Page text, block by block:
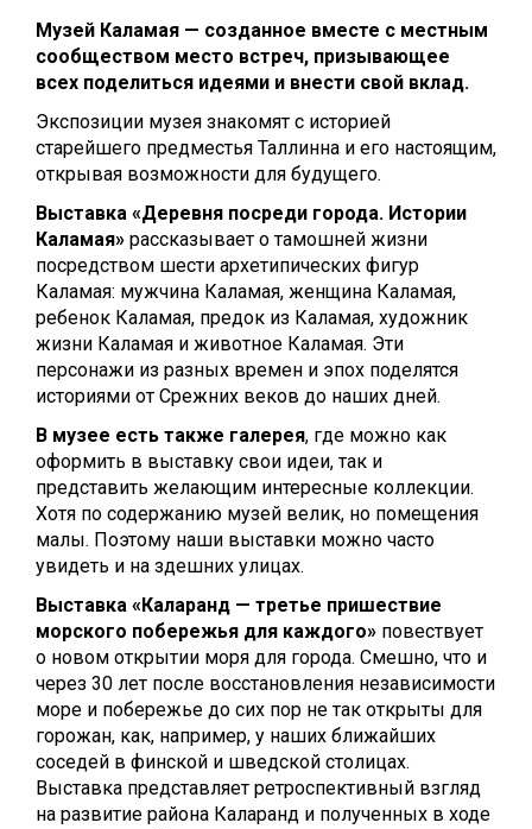
Музей Каламая — созданное вместе с местным
сообществом место встреч, призывающее
всех поделиться идеями и внести свой вклад.
Экспозиции музея знакомят с историей
старейшего предместья Таллинна и его настоящим,
открывая возможности для будущего.
Выставка «Деревня посреди города. Истории
Каламая» рассказывает о тамошней жизни
посредством шести архетипических фигур
Каламая: мужчина Каламая, женщина Каламая,
ребенок Каламая, предок из Каламая, художник
жизни Каламая и животное Каламая. Эти
персонажи из разных времен и эпох поделятся
историями от Срежних веков до наших дней.
В музее есть также галерея, где можно как
оформить в выставку свои идеи, так и
представить желающим интересные коллекции.
Хотя по содержанию музей велик, но помещения
малы. Поэтому наши выставки можно часто
увидеть и на здешних улицах.
Выставка «Каларанд — третье пришествие
морского побережья для каждого» повествует
о новом открытии моря для города. Смешно, что и
через 30 лет после восстановления независимости
море и побережье до сих пор не так открыты для
горожан, как, например, у наших ближайших
соседей в финской и шведской столицах.
Выставка представляет ретроспективный взгляд
на развитие района Каларанд и полученных в ходе